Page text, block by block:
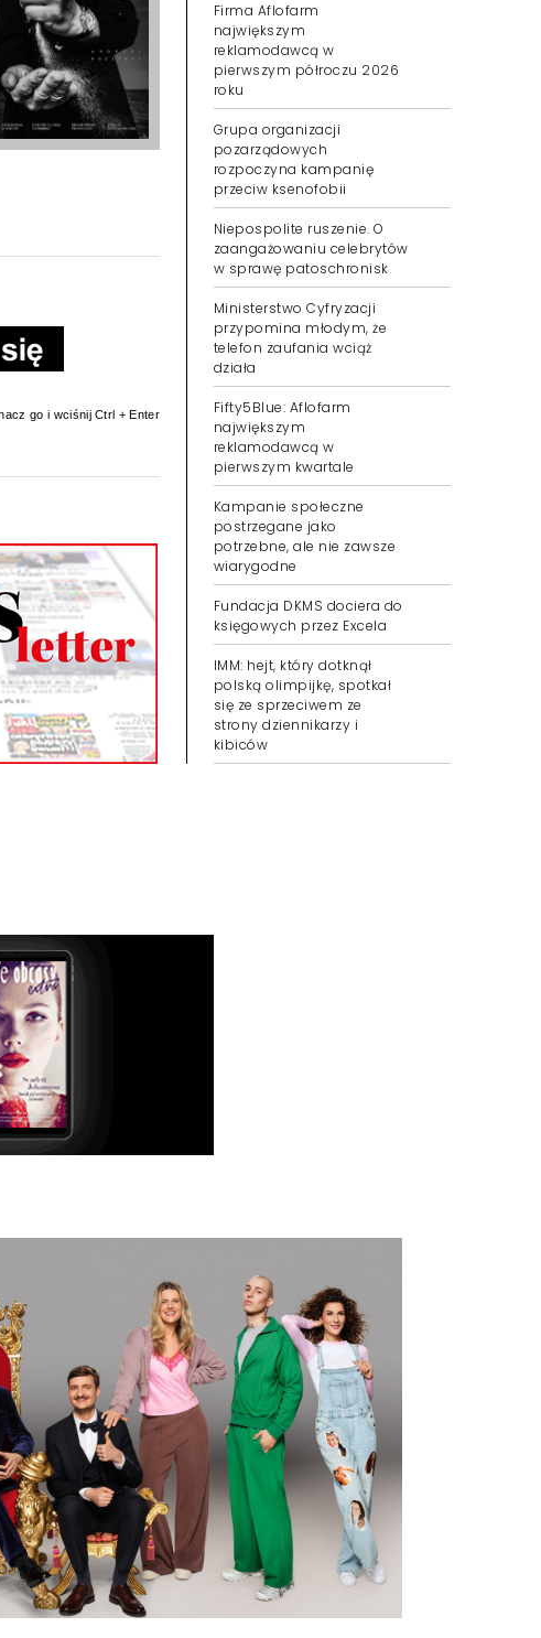
go i wciśnij Ctrl + Enter
Firma Aflofarm
największym
reklamodawcą w
pierwszym półroczu 2026
roku
Grupa organizacji
pozarządowych
rozpoczyna kampanię
przeciw ksenofobii
Niepospolite ruszenie. O
zaangażowaniu celebrytów
w sprawę patoschronisk
Ministerstwo Cyfryzacji
przypomina młodym, że
telefon zaufania wciąż
działa
Fifty5Blue: Aflofarm
największym
reklamodawcą w
pierwszym kwartale
Kampanie społeczne
postrzegane jako
potrzebne, ale nie zawsze
wiarygodne
Fundacja DKMS dociera do
księgowych przez Excela
IMM: hejt, który dotknął
polską olimpijkę, spotkał
się ze sprzeciwem ze
strony dziennikarzy i
kibiców